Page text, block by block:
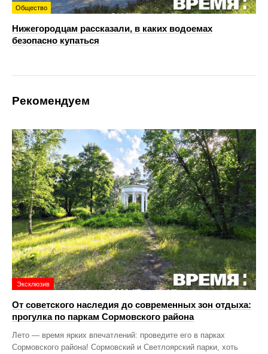
Общество
Нижегородцам рассказали, в каких водоемах
безопасно купаться
Рекомендуем
Эксклюзив
От советского наследия до современных зон отдыха:
прогулка по паркам Сормовского района
Лето — время ярких впечатлений: проведите его в парках
Сормовского района! Сормовский и Светлоярский парки, хоть